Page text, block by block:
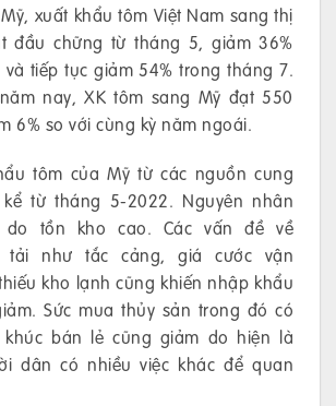
xuất khẩu tôm Việt Nam sang thị
đầu chững từ tháng 5, giảm 36%
tiếp tục giảm 54% trong tháng 7.
nay, XK tôm sang Mỹ đạt 550
6% so với cùng kỳ năm ngoái.
tôm của Mỹ từ các nguồn cung
từ tháng 5-2022. Nguyên nhân
tồn kho cao. Các vấn đề về
tải như tắc cảng, giá cước vận
kho lạnh cũng khiến nhập khẩu
Sức mua thủy sản trong đó có
bán lẻ cũng giảm do hiện là
dân có nhiều việc khác để quan